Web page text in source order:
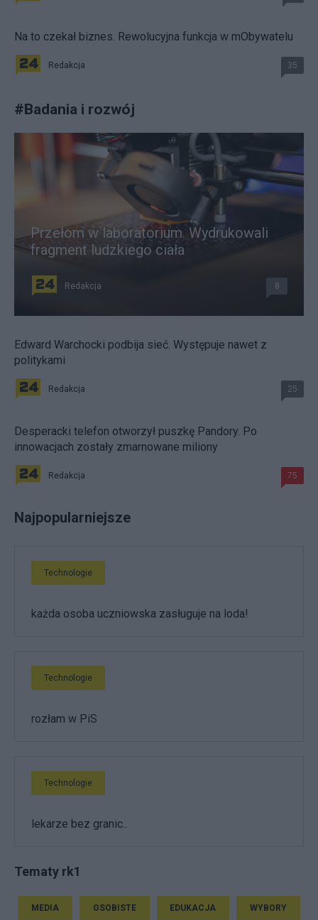
Na to czekał biznes. Rewolucyjna funkcja w mObywatelu
Redakcja 35
#Badania i rozwój
Przełom w laboratorium. Wydrukowali
fragment ludzkiego ciała
Redakcja 8
Edward Warchocki podbija sieć. Występuje nawet z
politykami
Redakcja 25
Desperacki telefon otworzył puszkę Pandory. Po
innowacjach zostały zmarnowane miliony
Redakcja 75
Najpopularniejsze
Technologie
każda osoba uczniowska zasługuje na loda!
Technologie
rozłam w PiS
Technologie
lekarze bez granic..
Tematy rk1
MEDIA OSOBISTE EDUKACJA WYBORY